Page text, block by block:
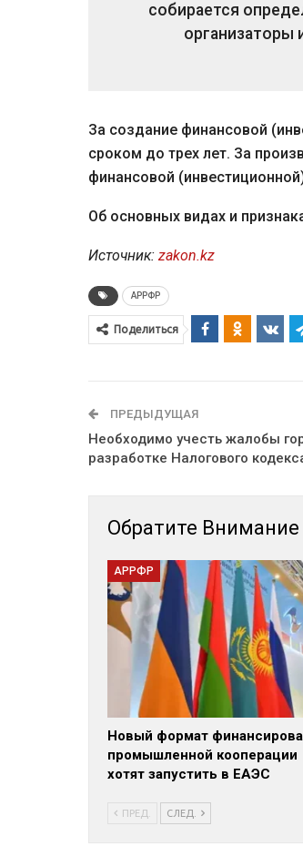
собирается
организаторы
За создание финансовой
сроком до трех лет. За
финансовой
Об основных видах и
Источник: zakon.kz
АРРФР
Поделиться
ПРЕДЫДУЩАЯ
Необходимо учесть жалобы
разработке Налогового
Обратите Внимание
АРРФР
Новый формат
промышленной кооперации
хотят запустить в ЕАЭС
ПРЕД. СЛЕД.